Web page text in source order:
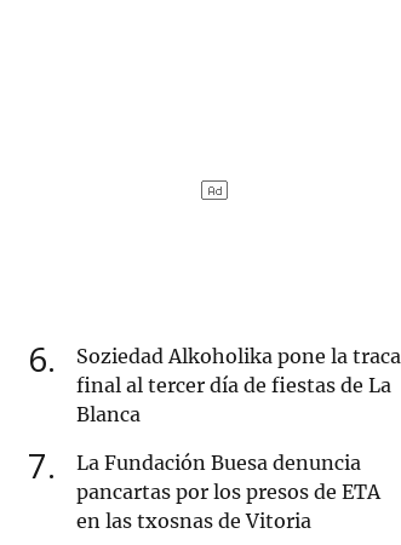
6
Soziedad Alkoholika pone la traca
final al tercer día de fiestas de La
Blanca
7
La Fundación Buesa denuncia
pancartas por los presos de ETA
en las txosnas de Vitoria